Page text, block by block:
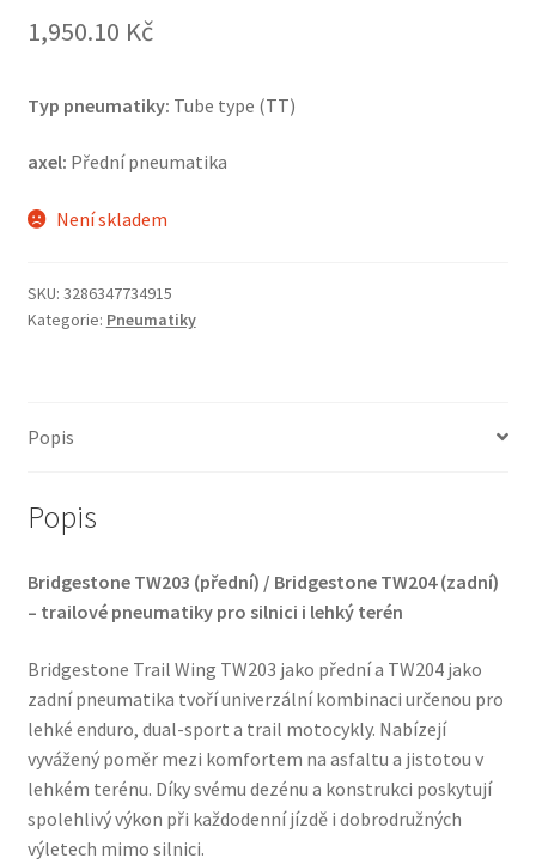
1,950.10 Kč
Typ pneumatiky: Tube type (TT)
axel: Přední pneumatika
Není skladem
SKU: 3286347734915
Kategorie: Pneumatiky
Popis
Popis
Bridgestone TW203 (přední) / Bridgestone TW204 (zadní)
– trailové pneumatiky pro silnici i lehký terén
Bridgestone Trail Wing TW203 jako přední a TW204 jako
zadní pneumatika tvoří univerzální kombinaci určenou pro
lehké enduro, dual-sport a trail motocykly. Nabízejí
vyvážený poměr mezi komfortem na asfaltu a jistotou v
lehkém terénu. Díky svému dezénu a konstrukci poskytují
spolehlivý výkon při každodenní jízdě i dobrodružných
výletech mimo silnici.